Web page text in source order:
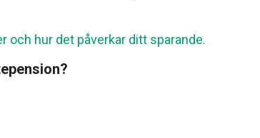
och hur det påverkar ditt sparande.